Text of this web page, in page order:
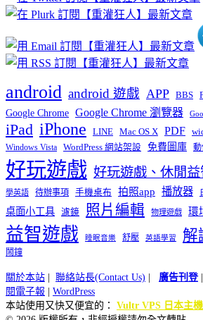
類
android android 遊戲 APP BBS
Google Chrome Google Chrome 瀏覽器
iPad iPhone LINE Mac OS X PDF
Windows Vista WordPress 網站架設 免費圖庫
好玩遊戲 好玩遊戲、休閒益
學英語 待辦事項 手機桌布 拍照app 播放器
桌面小工具 濾鏡 照片編輯 物理遊戲 環
益智遊戲 睡眠音樂 舒壓 英語學習 解
鬧鐘
關於本站 | 聯絡站長(Contact Us) | 廣告刊登|
閱電子報 | WordPress
本站使用又快又便宜的： Vultr VPS 日本主機